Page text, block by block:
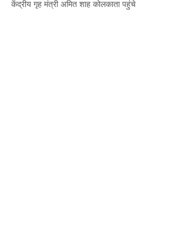
केंद्रीय गृह मंत्री अमित शाह कोलकाता पहुंचे